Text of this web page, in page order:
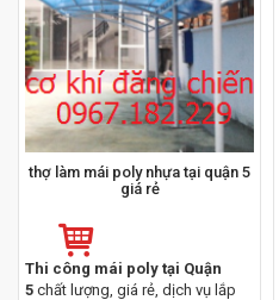
thợ làm mái poly nhựa tại quận 5
giá rẻ
Thi công mái poly tại Quận
5 chất lượng, giá rẻ, dịch vụ lắp